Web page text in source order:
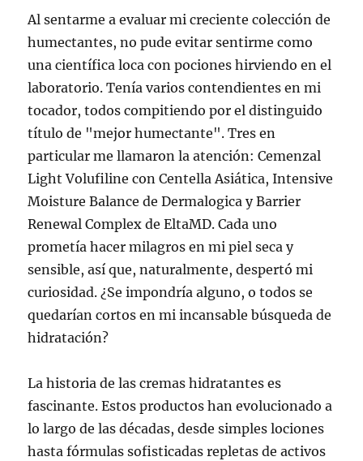
Al sentarme a evaluar mi creciente colección de
humectantes, no pude evitar sentirme como
una científica loca con pociones hirviendo en el
laboratorio. Tenía varios contendientes en mi
tocador, todos compitiendo por el distinguido
título de "mejor humectante". Tres en
particular me llamaron la atención: Cemenzal
Light Volufiline con Centella Asiática, Intensive
Moisture Balance de Dermalogica y Barrier
Renewal Complex de EltaMD. Cada uno
prometía hacer milagros en mi piel seca y
sensible, así que, naturalmente, despertó mi
curiosidad. ¿Se impondría alguno, o todos se
quedarían cortos en mi incansable búsqueda de
hidratación?
La historia de las cremas hidratantes es
fascinante. Estos productos han evolucionado a
lo largo de las décadas, desde simples lociones
hasta fórmulas sofisticadas repletas de activos